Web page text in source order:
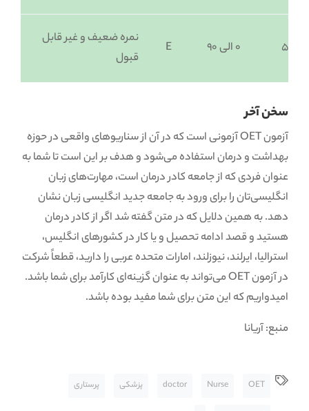
5 ۰ الی ۹۰ E
نمره ضعیف و غیر قابل
قبول
سخن آخر
آزمون OET آزمونی است که در آن از سناریوهای واقعی در حوزه
بهداشت و درمان استفاده می‌شود و هدف بر این است تا شما به
عنوان فردی که از جامعه کادر درمان است، مهارت‌های زبان
انگلیسی‌تان را برای ورود به جامعه جدید انگلیسی زبان نشان
دهد. به همین دلایل که در متن گفته شد اگر از کادر درمان
هستید و قصد ادامه تحصیل و یا کار در کشورهای انگلیس،
استرالیا، ایرلند، نیوزلند، امارات متحده عربی را دارید، قطعاً شرکت
در آزمون OET می‌تواند به عنوان گزینه‌ای کارآمد برای شما باشد.
امیدواریم که این متن برای شما مفید بوده باشد.
منبع: آریانا
OET
Nurse
doctor پزشکی پرستاری